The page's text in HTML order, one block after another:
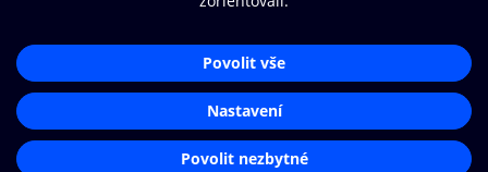
Přístupnost
Zásady zpracování osobních údajů
Nastavení cookies
Aplikace O2 Knihovna
Čti a poslouchej své e-knihy a
audioknihy rychleji a pohodlněji.